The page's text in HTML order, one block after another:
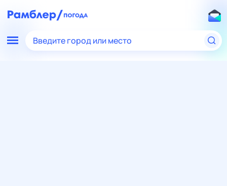
Введите город или место